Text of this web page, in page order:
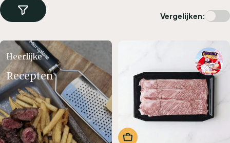
t
e
g
o
r
i
e
:
Vergelijken:
Heerlijke
Recepten
In winkelwagen